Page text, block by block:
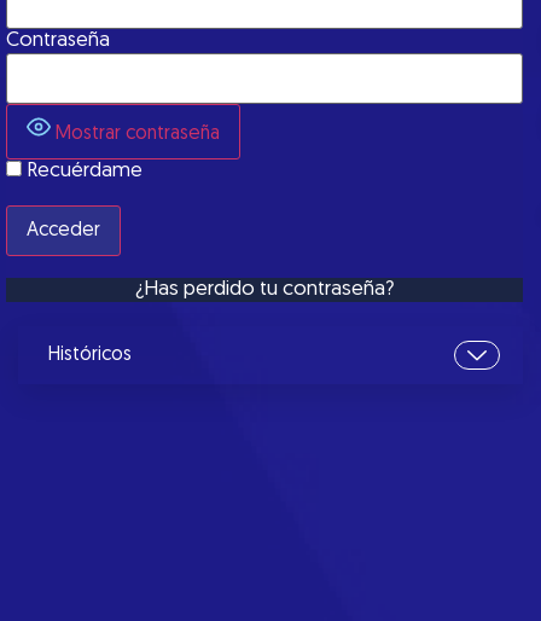
Contraseña
Mostrar contraseña
Recuérdame
¿Has perdido tu contraseña?
Históricos